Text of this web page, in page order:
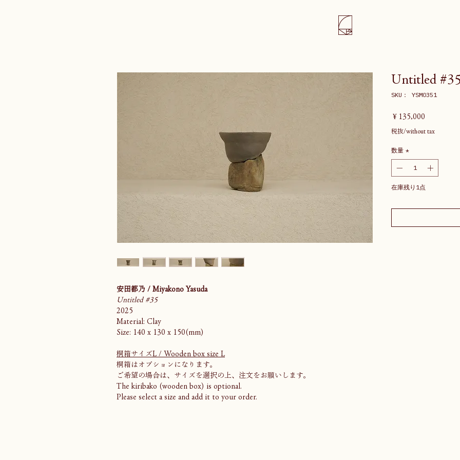
安田都乃 / Miyakono Yasuda
Untitled #35
2025
Material: Clay
Size: 140 x 130 x 150(mm)
桐箱サイズL / Wooden box size L
桐箱はオプションになります。
ご希望の場合は、サイズを選択の上、注文をお願いします。
The kiribako (wooden box) is optional.
Please select a size and add it to your order.
Untitled #35
SKU： YSM0351
￥135,000
税抜/without tax
数量 *
在庫残り1点